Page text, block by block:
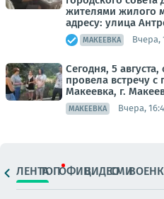
жителями жилого
адресу: улица
МАКЕЕВКА Вчера,
Сегодня, 5
провела встречу с
Макеевка, г.
МАКЕЕВКА Вчера,
ЛЕНТАТОПОФИЦ.ВИДЕОСМИ